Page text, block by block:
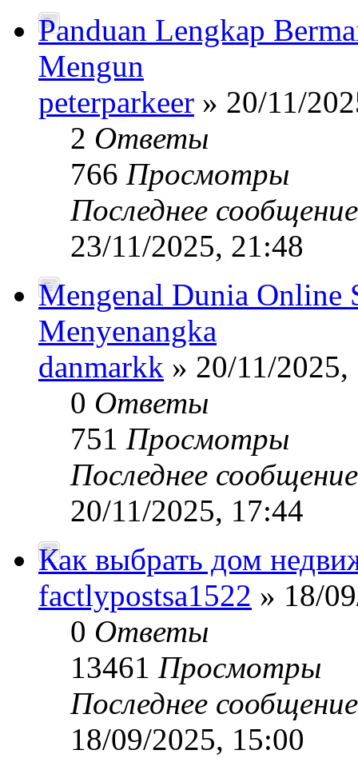
Panduan Lengkap
Mengun
peterparkeer » 20/11/
2 Ответы
766 Просмотры
Последнее
23/11/2025, 21:48
Mengenal Dunia
Menyenangka
danmarkk » 20/11/2025,
0 Ответы
751 Просмотры
Последнее
20/11/2025, 17:44
Как выбрать дом
factlypostsa1522 » 18/
0 Ответы
13461 Просмотры
Последнее
18/09/2025, 15:00